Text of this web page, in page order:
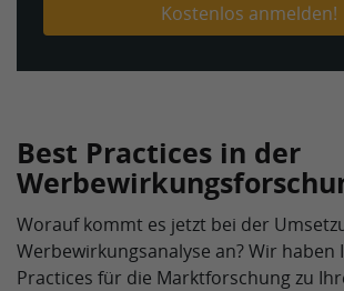
Kostenlos anmelden!
Best Practices in der
Worauf kommt es jetzt bei der
Werbewirkungsanalyse an? Wir haben
Practices für die Marktforschung zu